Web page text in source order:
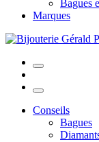
Bagues
Marques
Conseils
Bagues